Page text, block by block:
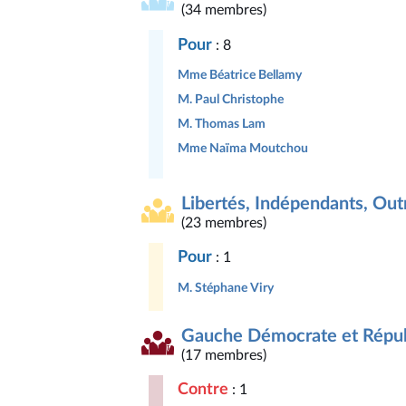
(34 membres)
Pour : 8
Mme Béatrice Bellamy
M. Paul Christophe
M. Thomas Lam
Mme Naïma Moutchou
Libertés, Indépendants,
(23 membres)
Pour : 1
M. Stéphane Viry
Gauche Démocrate et
(17 membres)
Contre : 1